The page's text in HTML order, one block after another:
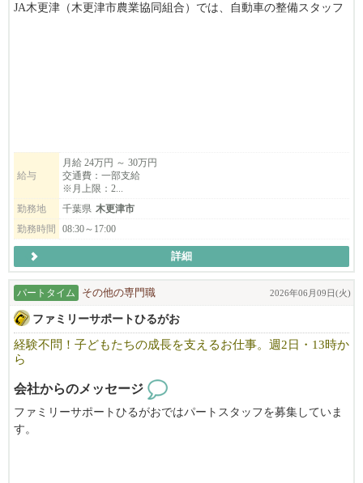
JA木更津（木更津市農業協同組合）では、自動車の整備スタッフ
給与
月給 24万円 ～ 30万円
交通費：一部支給
※月上限：2...
勤務地
千葉県 木更津市
勤務時間
08:30～17:00
詳細
パートタイム その他の専門職 2026年06月09日(火)
ファミリーサポートひるがお
経験不問！子どもたちの成長を支えるお仕事。週2日・13時か
ら
会社からのメッセージ
ファミリーサポートひるがおではパートスタッフを募集していま
す。